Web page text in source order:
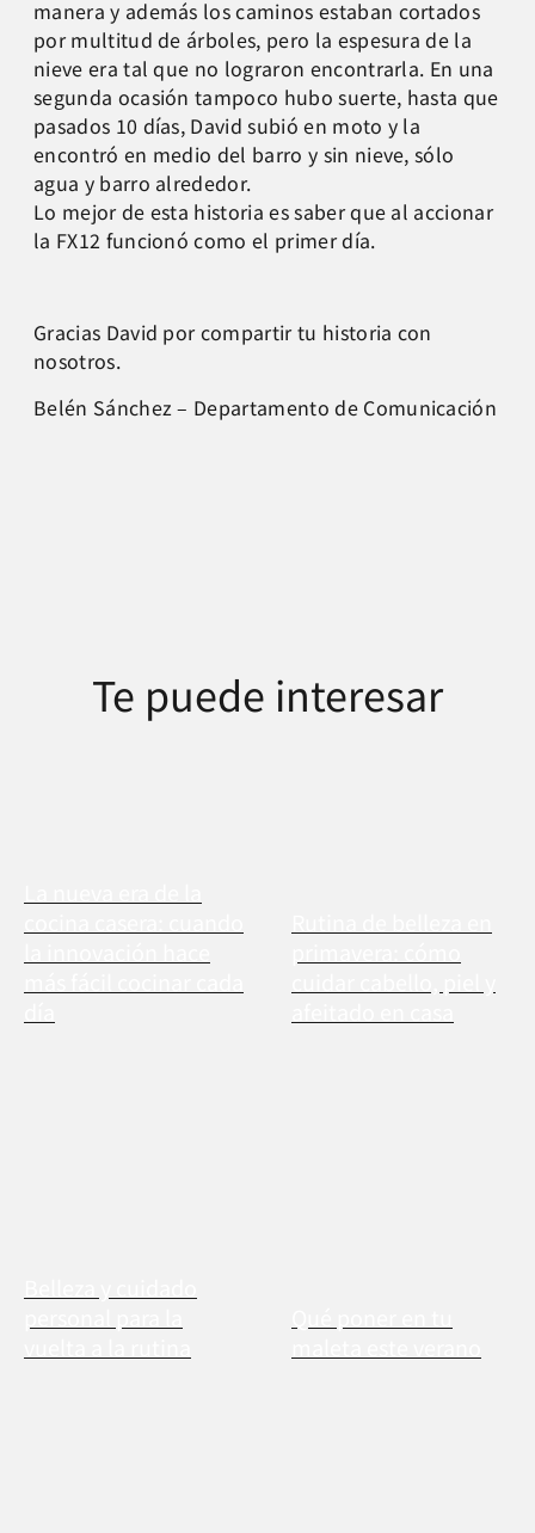
manera y además los caminos estaban cortados
por multitud de árboles, pero la espesura de la
nieve era tal que no lograron encontrarla. En una
segunda ocasión tampoco hubo suerte, hasta que
pasados 10 días, David subió en moto y la
encontró en medio del barro y sin nieve, sólo
agua y barro alrededor.
Lo mejor de esta historia es saber que al accionar
la FX12 funcionó como el primer día.
Gracias David por compartir tu historia con
nosotros.
Belén Sánchez – Departamento de Comunicación
Te puede interesar